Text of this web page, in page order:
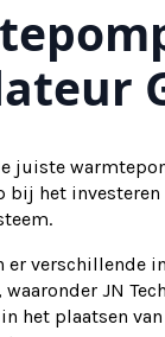
juiste
bij het investeren
er verschillende
JN
het plaatsen